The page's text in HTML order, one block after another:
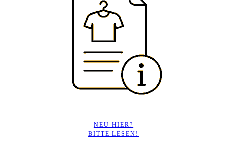
NEU HIER?
BITTE LESEN!